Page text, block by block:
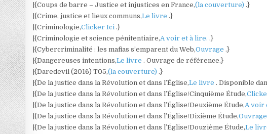
|{Coups de barre – Justice et injustices en France,(la couverture).}
|{Crime, justice et lieux communs,Le livre.}
|{Criminologie,Clicker Ici.}
|{Criminologie et science pénitentiaire,A voir et à lire..}
|{Cybercriminalité : les mafias s’emparent du Web,Ouvrage.}
|{Dangereuses intentions,Le livre. Ouvrage de référence.}
|{Daredevil (2016) T05,(la couverture).}
|{De la justice dans la Révolution et dans l’Église,Le livre. Disponible
|{De la justice dans la Révolution et dans l’Église/Cinquième Étude,
|{De la justice dans la Révolution et dans l’Église/Deuxième Étude,A voir
|{De la justice dans la Révolution et dans l’Église/Dixième Étude,
|{De la justice dans la Révolution et dans l’Église/Douzième Étude,Le